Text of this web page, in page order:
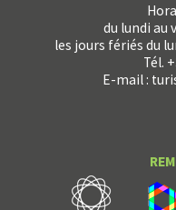
du lundi au
les jours fériés du
Tél.
E-mail :